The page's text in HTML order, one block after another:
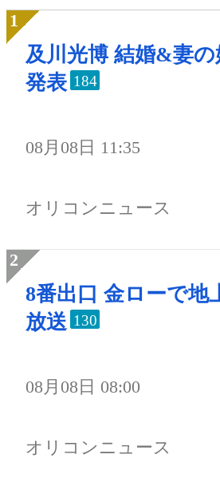
及川光博 結婚&妻の
発表 184
08月08日 11:35
オリコンニュース
8番出口 金ローで地
放送 130
08月08日 08:00
オリコンニュース